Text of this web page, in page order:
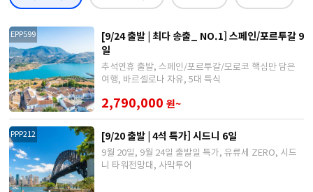
EPP599
[9/24 출발 | 최다 송출_ NO.1] 스페인/포르투갈 9
일
추석연휴 출발, 스페인/포르투갈/모로코 핵심만 담은
여행, 바르셀로나 자유, 5대 특식
2,790,000 원~
PPP212 [9/20 출발 | 4석 특가] 시드니 6일
9월 20일, 9월 24일 출발일 특가, 유류세 ZERO, 시드
니 타워전망대, 사막투어